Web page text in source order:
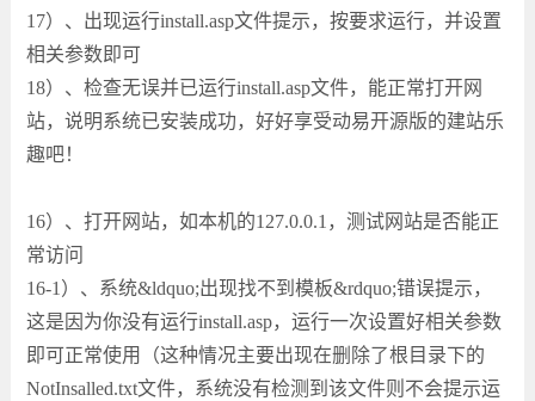
17）、出现运行install.asp文件提示，按要求运行，并设置
相关参数即可
18）、检查无误并已运行install.asp文件，能正常打开网
站，说明系统已安装成功，好好享受动易开源版的建站乐
趣吧！
16）、打开网站，如本机的127.0.0.1，测试网站是否能正
常访问
16-1）、系统&ldquo;出现找不到模板&rdquo;错误提示，
这是因为你没有运行install.asp，运行一次设置好相关参数
即可正常使用（这种情况主要出现在删除了根目录下的
NotInsalled.txt文件，系统没有检测到该文件则不会提示运